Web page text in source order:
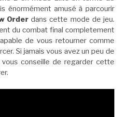
énormément amusé à parcourir
Orderdans cette mode de jeu.
du combat final completement
de vous retourner comme
Si jamais vous avez un peu de
conseille de regarder cette